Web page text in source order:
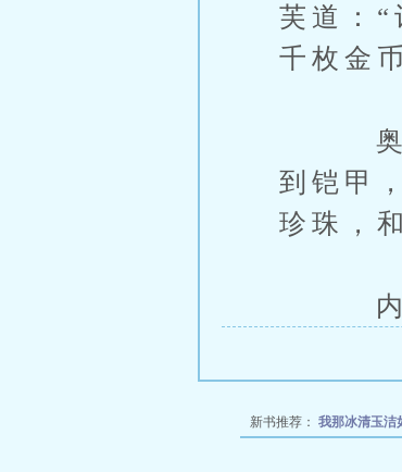
芙道：“
千枚金
奥格
到铠甲
珍珠，
内容
新书推荐： 我那冰清玉洁
我那冰清玉洁如同